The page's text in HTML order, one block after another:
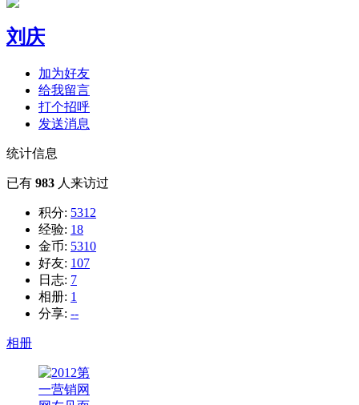
刘庆
加为好友
给我留言
打个招呼
发送消息
统计信息
已有 983 人来访过
积分: 5312
经验: 18
金币: 5310
好友: 107
日志: 7
相册: 1
分享: --
相册